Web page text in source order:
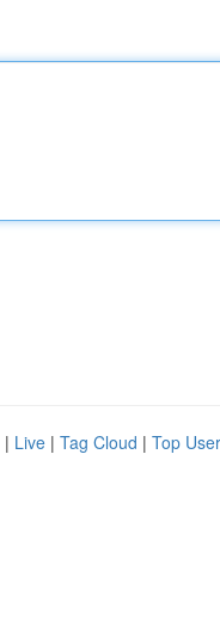
| Live | Tag Cloud | Top